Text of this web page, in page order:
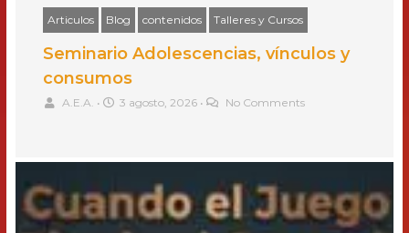
Articulos Blog contenidos Talleres y Cursos
Seminario Adolescencias, vínculos y
consumos
A.E.A. • 3 agosto, 2026 • No Comments